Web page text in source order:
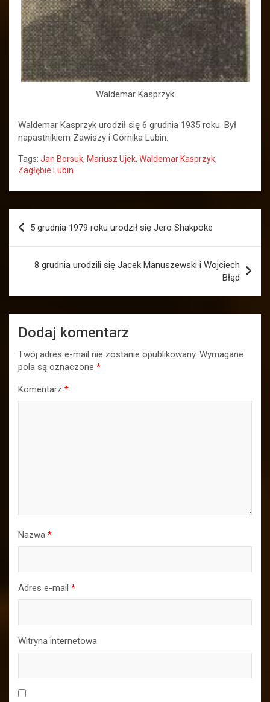
Waldemar Kasprzyk
Waldemar Kasprzyk urodził się 6 grudnia 1935 roku. Był
napastnikiem Zawiszy i Górnika Lubin.
Tags: Jan Borsuk, Mariusz Ujek, Waldemar Kasprzyk,
Zagłębie Lubin
Nawigacja
wpisu
5 grudnia 1979 roku urodził się Jero Shakpoke
8 grudnia urodzili się Jacek Manuszewski i Wojciech
Błąd
Dodaj komentarz
Twój adres e-mail nie zostanie opublikowany. Wymagane
pola są oznaczone *
Komentarz *
Nazwa *
Adres e-mail *
Witryna internetowa